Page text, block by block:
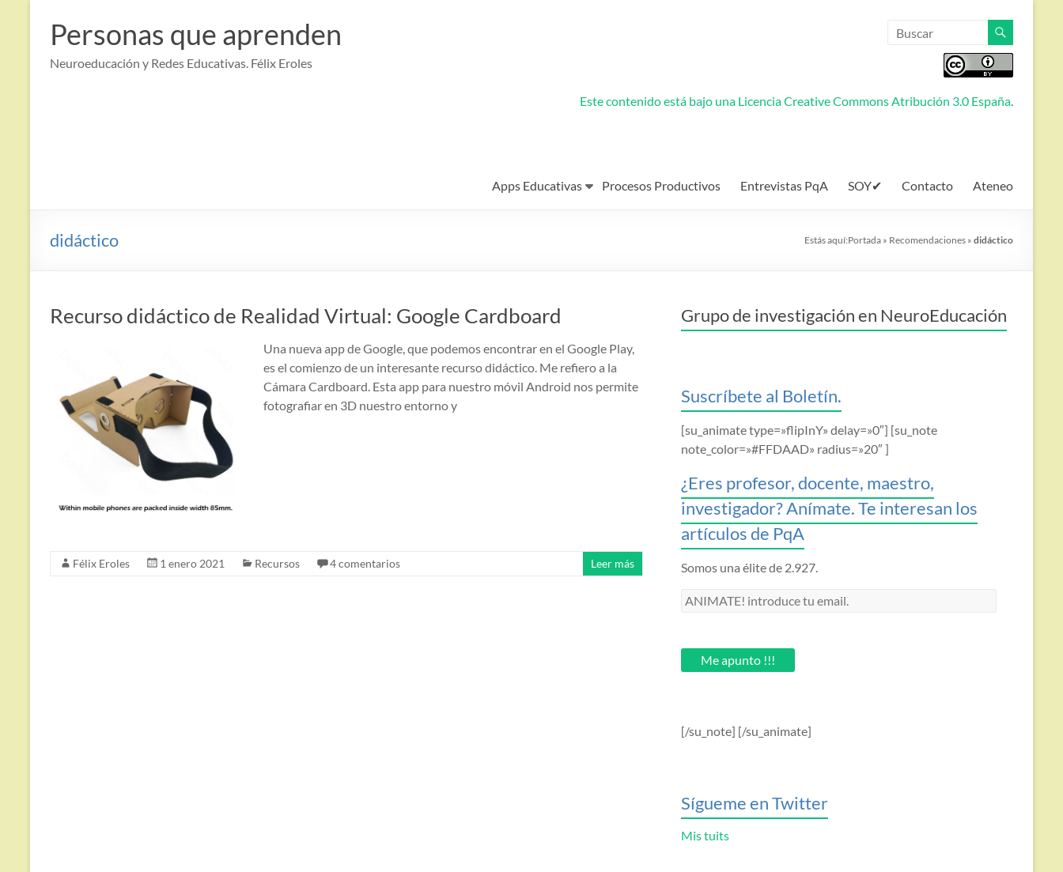
contenido
Personas que aprenden
Neuroeducación y Redes Educativas. Félix Eroles
Este contenido está bajo una Licencia Creative Commons Atribución 3.0 España.
Apps Educativas Procesos Productivos Entrevistas PqA SOY✔ Contacto Ateneo
didáctico Estás aquí:Portada » Recomendaciones » didáctico
Recurso didáctico de Realidad Virtual: Google Cardboard
Una nueva app de Google, que podemos encontrar en el Google Play,
es el comienzo de un interesante recurso didáctico. Me refiero a la
Cámara Cardboard. Esta app para nuestro móvil Android nos permite
fotografiar en 3D nuestro entorno y
Félix Eroles 1 enero 2021 Recursos 4 comentarios Leer más
Grupo de investigación en NeuroEducación
Suscríbete al Boletín.
[su_animate type=»flipInY» delay=»0″] [su_note
note_color=»#FFDAAD» radius=»20″ ]
¿Eres profesor, docente, maestro,
investigador? Anímate. Te interesan los
artículos de PqA
Somos una élite de 2.927.
ANIMATE!
email.Me apunto !!!
[/su_note] [/su_animate]
Sígueme en Twitter
Mis tuits